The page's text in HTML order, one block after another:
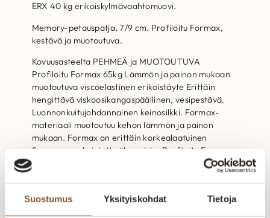
Suostumus Yksityiskohdat Tietoja
ERX 40 kg erikoiskylmävaahtomuovi.
Memory-petauspatja, 7/9 cm. Profiloitu Formax,
kestävä ja muotoutuva.
Kovuusasteelta PEHMEÄ ja MUOTOUTUVA
Profiloitu Formax 65kg Lämmön ja painon mukaan
muotoutuva viscoelastinen erikoistäyte Erittäin
hengittävä viskoosikangaspäällinen, vesipestävä.
Luonnonkuitujohdannainen keinosilkki. Formax-
materiaali muotoutuu kehon lämmön ja painon
mukaan. Formax on erittäin korkealaatuinen
Suomessa valmistettu älyvaahto. Profiloitu Formax-
materiaali antaa petauspatjaan kantavuutta ja
Premium jenkkisänky yhdistää laadun ja